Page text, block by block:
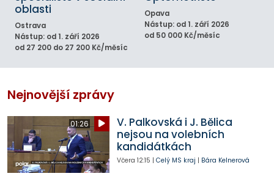
oblasti
Ostrava
Nástup: od 1. září 2026
od 27 200 do 27 200 Kč/měsíc
Opava
Nástup: od 1. září 2026
od 50 000 Kč/měsíc
Nejnovější zprávy
01:26
V. Palkovská i J. Bělica
nejsou na volebních
kandidátkách
Včera 12:15 | Celý MS kraj | Bára Kelnerová